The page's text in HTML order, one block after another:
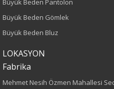
Kalıp
Büyük Beden
80
Büyük Beden Pantolon
Büyük Beden Gömlek
Büyük Beden Bluz
LOKASYON
Fabrika
Mehmet Nesih Özmen Mahallesi